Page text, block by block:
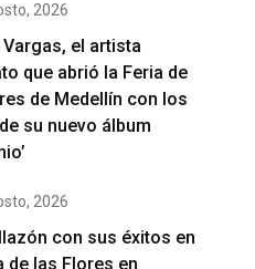
2026
Vargas, el artista
que abrió la Feria de
de Medellín con los
su nuevo álbum
2026
con sus éxitos en
de las Flores en